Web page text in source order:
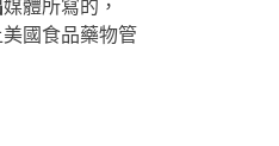
媒體所寫的，
國食品藥物管